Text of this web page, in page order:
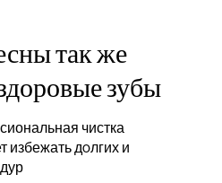
так же
зубы
чистка
избежать дoлгих и